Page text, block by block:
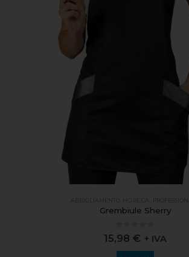
ABBIGLIAMENTO HO.RE.CA.
Grembiule Sherry
0out of 5
15,98 € + IVA